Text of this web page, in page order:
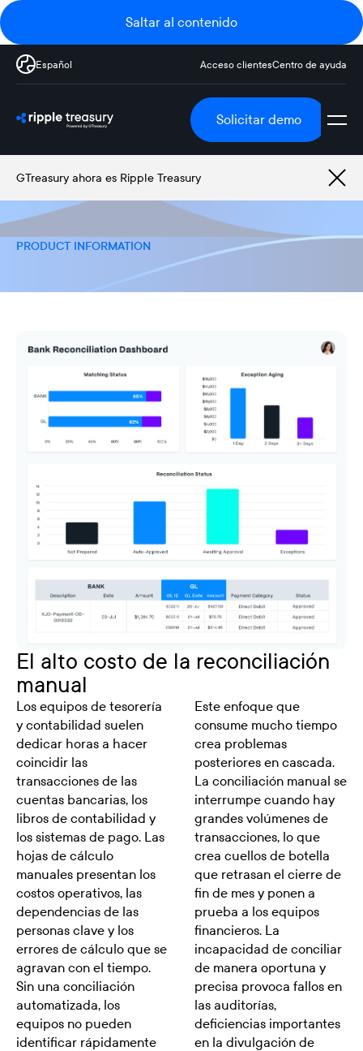
Saltar al contenido
Español Acceso clientesCentro de ayuda
Solicitar demo
GTreasury ahora es Ripple Treasury
PRODUCT INFORMATION
El alto costo de la reconciliación
manual
Los equipos de tesorería
y contabilidad suelen
dedicar horas a hacer
coincidir las
transacciones de las
cuentas bancarias, los
libros de contabilidad y
los sistemas de pago. Las
hojas de cálculo
manuales presentan los
costos operativos, las
dependencias de las
personas clave y los
errores de cálculo que se
agravan con el tiempo.
Sin una conciliación
automatizada, los
equipos no pueden
identificar rápidamente
Este enfoque que
consume mucho tiempo
crea problemas
posteriores en cascada.
La conciliación manual se
interrumpe cuando hay
grandes volúmenes de
transacciones, lo que
crea cuellos de botella
que retrasan el cierre de
fin de mes y ponen a
prueba a los equipos
financieros. La
incapacidad de conciliar
de manera oportuna y
precisa provoca fallos en
las auditorías,
deficiencias importantes
en la divulgación de